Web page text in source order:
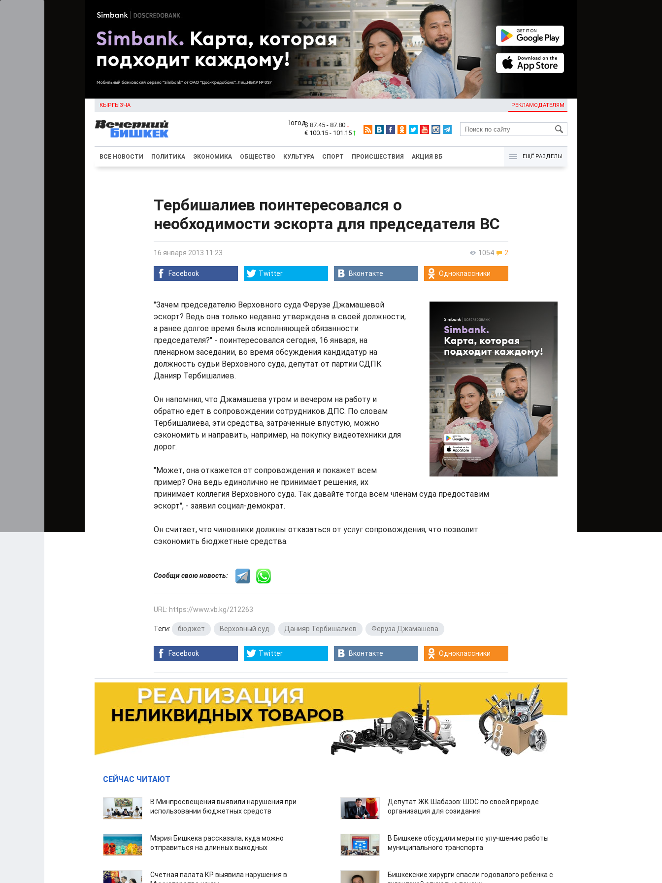
КЫРГЫЗЧА РЕКЛАМОДАТЕЛЯМ
KG
$ 87.45 - 87.80
€ 100.15 - 101.15
ВСЕ НОВОСТИ ПОЛИТИКА ЭКОНОМИКА ОБЩЕСТВО КУЛЬТУРА СПОРТ ПРОИСШЕСТВИЯ АКЦИЯ ВБ ЕЩЁ РАЗДЕЛЫ
Тербишалиев поинтересовался о
необходимости эскорта для председателя ВС
1054 2
16 января 2013 11:23
Facebook Twitter Вконтакте Одноклассники
"Зачем председателю Верховного суда Ферузе Джамашевой
эскорт? Ведь она только недавно утверждена в своей должности,
а ранее долгое время была исполняющей обязанности
председателя?" - поинтересовался сегодня, 16 января, на
пленарном заседании, во время обсуждения кандидатур на
должность судьи Верховного суда, депутат от партии СДПК
Данияр Тербишалиев.
Он напомнил, что Джамашева утром и вечером на работу и
обратно едет в сопровождении сотрудников ДПС. По словам
Тербишалиева, эти средства, затраченные впустую, можно
сэкономить и направить, например, на покупку видеотехники для
дорог.
"Может, она откажется от сопровождения и покажет всем
пример? Она ведь единолично не принимает решения, их
принимает коллегия Верховного суда. Так давайте тогда всем членам суда предоставим
эскорт", - заявил социал-демократ.
Он считает, что чиновники должны отказаться от услуг сопровождения, что позволит
сэкономить бюджетные средства.
Сообщи свою новость:
URL: https://www.vb.kg/212263
Теги: бюджет Верховный суд Данияр Тербишалиев Феруза Джамашева
Facebook Twitter Вконтакте Одноклассники
СЕЙЧАС ЧИТАЮТ
В Минпросвещения выявили нарушения при
использовании бюджетных средств
Депутат ЖК Шабазов: ШОС по своей природе
организация для созидания
Мэрия Бишкека рассказала, куда можно
отправиться на длинных выходных
В Бишкеке обсудили меры по улучшению работы
муниципального транспорта
Счетная палата КР выявила нарушения в
Бишкекские хирурги спасли годовалого ребенка с